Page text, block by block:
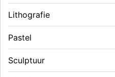
Lithografie
Pastel
Sculptuur